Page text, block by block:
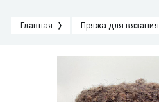
Главная Пряжа для вязания